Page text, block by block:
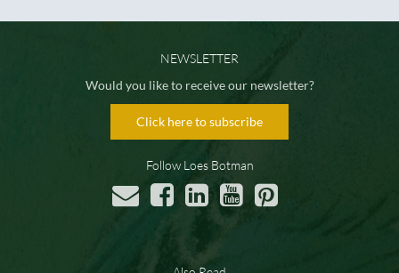
NEWSLETTER
Would you like to receive our newsletter?
Click here to subscribe
Follow Loes Botman